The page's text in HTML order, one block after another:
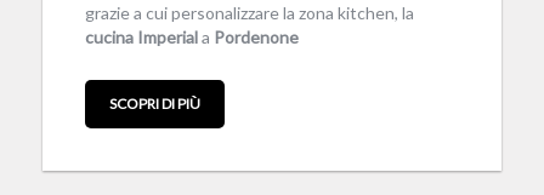
grazie a cui personalizzare la zona kitchen, la
cucina Imperiala Pordenone
SCOPRI DI PIÙ